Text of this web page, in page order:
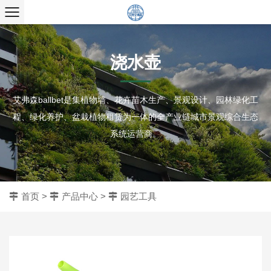
浇水壶
艾弗森ballbet是集植物墙、花卉苗木生产、景观设计、园林绿化工
程、绿化养护、盆栽植物租赁为一体的全产业链城市景观综合生态
系统运营商。
首页 > 产品中心 > 园艺工具